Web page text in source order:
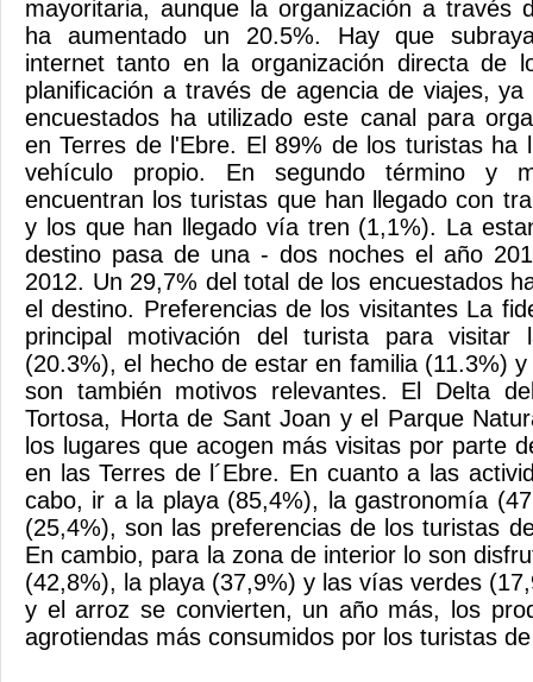
mayoritaria, aunque la organización a través
ha aumentado un 20.5%. Hay que
internet tanto en la organización directa de
planificación a través de agencia de viajes,
encuestados ha utilizado este canal para
en Terres de l'Ebre. El 89% de los turistas ha
vehículo propio. En segundo término y
encuentran los turistas que han llegado con
y los que han llegado vía tren (1,1%). La
destino pasa de una - dos noches el año
2012. Un 29,7% del total de los encuestados
el destino. Preferencias de los visitantes La
principal motivación del turista para visitar
(20.3%), el hecho de estar en familia (11.3%)
son también motivos relevantes. El Delta
Tortosa, Horta de Sant Joan y el Parque
los lugares que acogen más visitas por parte
en las Terres de l´Ebre. En cuanto a las
cabo, ir a la playa (85,4%), la gastronomía
(25,4%), son las preferencias de los turistas
En cambio, para la zona de interior lo son
(42,8%), la playa (37,9%) y las vías verdes
y el arroz se convierten, un año más, los
agrotiendas más consumidos por los turistas